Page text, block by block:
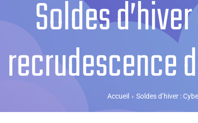
Soldes
recrudescence
Accueil › Soldes d’hiver :